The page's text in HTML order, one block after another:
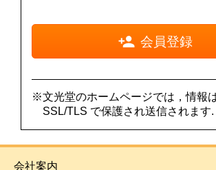
会員登録
※文光堂のホームページでは，情報
SSL/TLS で保護され送信されます.
会社案内